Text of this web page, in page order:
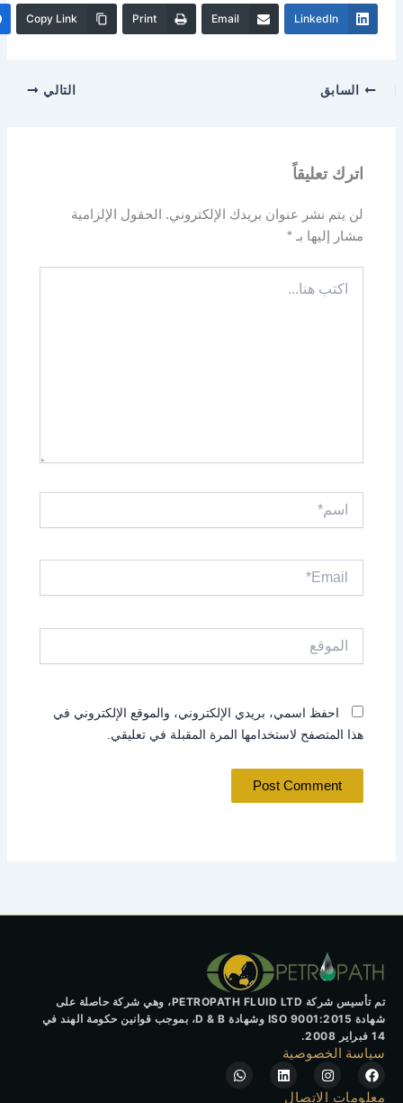
LinkedIn
Email
Print
Copy Link
السابق التالي
اترك تعليقاً
لن يتم نشر عنوان بريدك الإلكتروني.
الحقول الإلزامية
مشار إليها بـ*
هنا...
احفظ اسمي، بريدي الإلكتروني، والموقع الإلكتروني في
هذا المتصفح لاستخدامها المرة المقبلة في تعليقي.
تم تأسيس شركة PETROPATH FLUID LTD، وهي شركة حاصلة على
شهادة ISO 9001:2015 وشهادة D & B، بموجب قوانين حكومة الهند في
14 فبراير 2008.
سياسة الخصوصية
F
a
c
I
n
s
L
i
W
h
معلومات الاتصال